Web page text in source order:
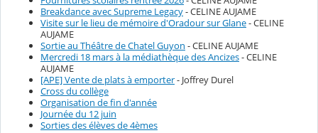
Breakdance avec Supreme Legacy- CELINE AUJAME
Visite sur le lieu de mémoire d'Oradour sur Glane- CELINE
AUJAME
Sortie au Théâtre de Chatel Guyon - CELINE AUJAME
Mercredi 18 mars à la médiathèque des Ancizes- CELINE
AUJAME
[APE] Vente de plats à emporter- Joffrey Durel
Cross du collège
Organisation de fin d'année
Journée du 12 juin
Sorties des élèves de 4èmes